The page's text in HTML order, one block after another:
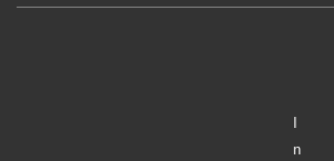
I
n